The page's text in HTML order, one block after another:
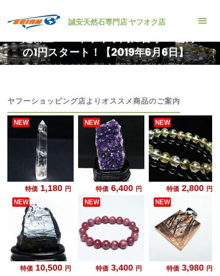
ン
ツ
誠安天然石専門店 ヤフオク店
の1円スタート！【2019年6月6日】
ホ ヤフオク！オススメ商品
超目玉！！ ギリギリ間に合
ヤフーショッピング店よりオススメ商品のご案内